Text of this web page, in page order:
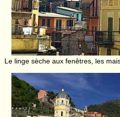
Le linge sèche aux fenêtres, les